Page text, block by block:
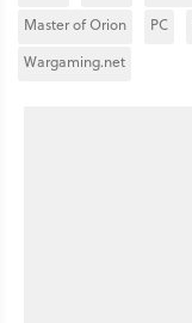
Master of Orion
PC
Wargaming.net